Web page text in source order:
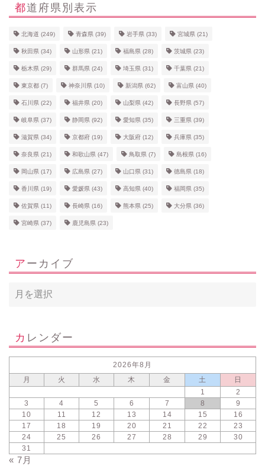
都道府県別表示
北海道 (249) 青森県 (39) 岩手県 (33) 宮城県 (21)
秋田県 (34) 山形県 (21) 福島県 (28) 茨城県 (23)
栃木県 (29) 群馬県 (24) 埼玉県 (31) 千葉県 (21)
東京都 (7) 神奈川県 (10) 新潟県 (62) 富山県 (40)
石川県 (22) 福井県 (20) 山梨県 (42) 長野県 (57)
岐阜県 (37) 静岡県 (92) 愛知県 (35) 三重県 (39)
滋賀県 (34) 京都府 (19) 大阪府 (12) 兵庫県 (35)
奈良県 (21) 和歌山県 (47) 鳥取県 (7) 島根県 (16)
岡山県 (17) 広島県 (27) 山口県 (31) 徳島県 (18)
香川県 (19) 愛媛県 (43) 高知県 (40) 福岡県 (35)
佐賀県 (11) 長崎県 (16) 熊本県 (25) 大分県 (36)
宮崎県 (37) 鹿児島県 (23)
アーカイブ
カレンダー
2026年8月
月
火 水 木 金 土
日
1
2
3
4 5 6 7 8
9
10
11 12 13 14 15
16
17
18 19 20 21 22
23
24
25 26 27 28 29
30
31
« 7月